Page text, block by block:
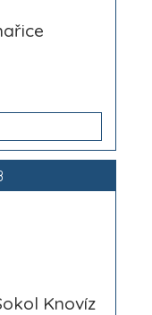
Knovíz